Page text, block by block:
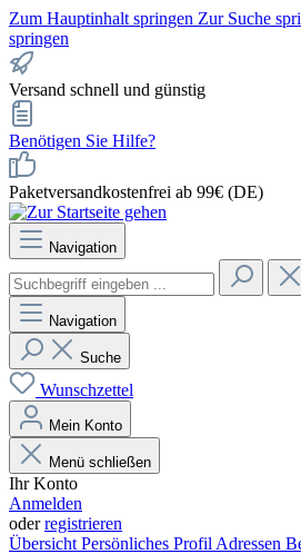
Zum Hauptinhalt springen Zur Suche
springen
Versand schnell und günstig
Benötigen Sie Hilfe?
Paketversandkostenfrei ab 99€ (DE)
Navigation
Navigation
Suche
Wunschzettel
Mein Konto
Menü schließen
Ihr Konto
Anmelden
oderregistrieren
Übersicht Persönliches Profil Adressen